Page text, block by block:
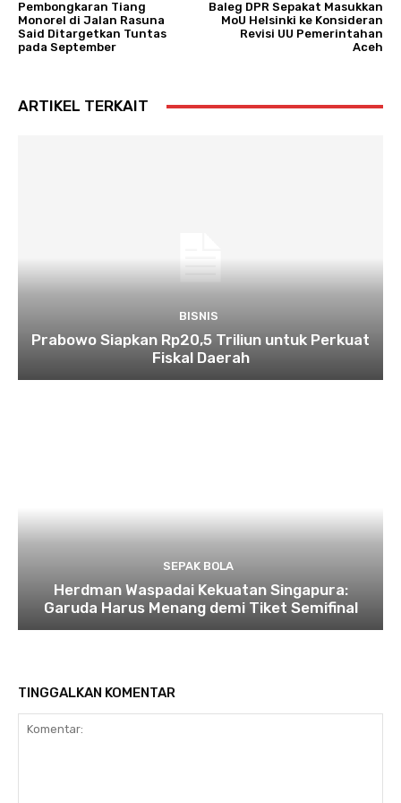
Pembongkaran Tiang
Monorel di Jalan Rasuna
Said Ditargetkan Tuntas
pada September
Baleg DPR Sepakat Masukkan
MoU Helsinki ke Konsideran
Revisi UU Pemerintahan
Aceh
ARTIKEL TERKAIT
BISNIS
Prabowo Siapkan Rp20,5 Triliun untuk Perkuat
Fiskal Daerah
SEPAK BOLA
Herdman Waspadai Kekuatan Singapura:
Garuda Harus Menang demi Tiket Semifinal
TINGGALKAN KOMENTAR